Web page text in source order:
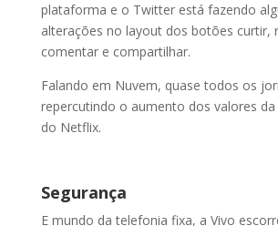
plataforma e o Twitter está fazendo
alterações no layout dos botões curtir,
comentar e compartilhar.
Falando em Nuvem, quase todos os
repercutindo o aumento dos valores da
do Netflix.
Segurança
E mundo da telefonia fixa, a Vivo